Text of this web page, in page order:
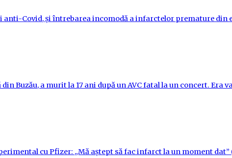
Covid, și întrebarea incomodă a infarctelor premature din
Buzău, a murit la 17 ani după un AVC fatal la un concert. Era
cu Pfizer: „Mă aștept să fac infarct la un moment dat”